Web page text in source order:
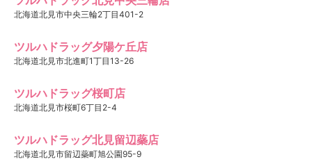
北海道北見市中央三輪2丁目401-2
ツルハドラッグ夕陽ケ丘店
北海道北見市北進町1丁目13-26
ツルハドラッグ桜町店
北海道北見市桜町6丁目2-4
ツルハドラッグ北見留辺蘂店
北海道北見市留辺蘂町旭公園95-9